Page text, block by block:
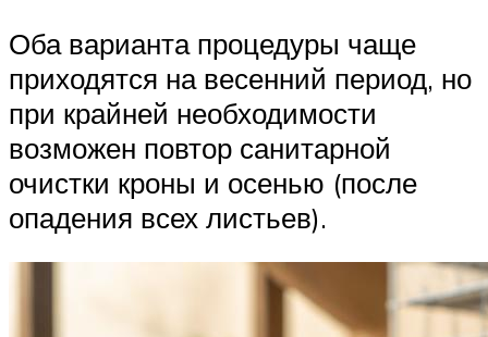
Оба варианта процедуры чаще
приходятся на весенний период, но
при крайней необходимости
возможен повтор санитарной
очистки кроны и осенью (после
опадения всех листьев).